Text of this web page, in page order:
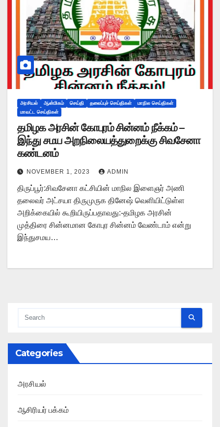
அரசியல் ஆன்மிகம் செய்தி தலைப்புச் செய்திகள்
மாநில செய்திகள்
மாவட்ட செய்திகள்
தமிழக அரசின் கோபுரம் சின்னம் நீக்கம் –
இந்து சமய அறநிலையத்துறைக்கு சிவசேனா
கண்டனம்
NOVEMBER 1, 2023 ADMIN
திருப்பூர்:சிவசேனா கட்சியின் மாநில இளைஞர் அணி
தலைவர் அட்சயா திருமுருக தினேஷ் வெளியிட்டுள்ள
அறிக்கையில் கூறியிருப்பதாவது:-தமிழக அரசின்
முத்திரை சின்னமான கோபுர சின்னம் வேண்டாம் என்று
இந்துசமய…
Categories
அரசியல்
ஆசிரியர் பக்கம்